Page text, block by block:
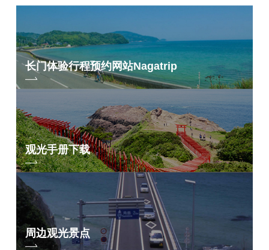
长门体验行程预约网站Nagatrip
观光手册下载
周边观光景点